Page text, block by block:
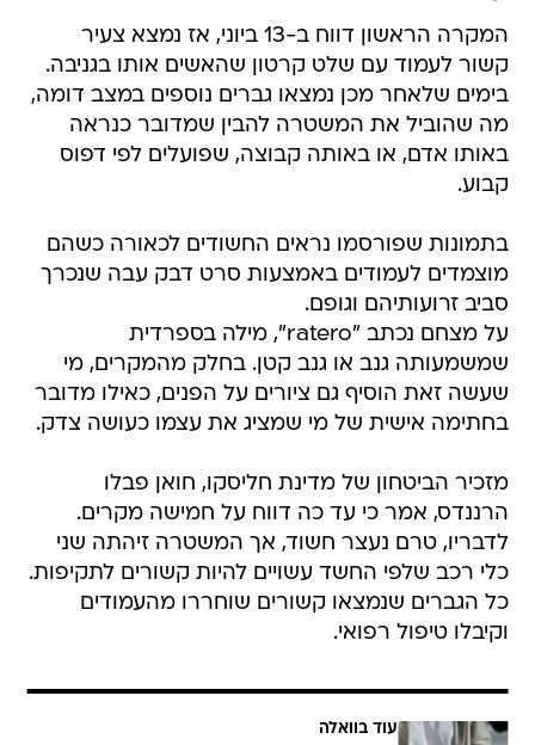
המקרה הראשון דווח ב-13 ביוני, אז נמצא צעיר
קשור לעמוד עם שלט קרטון שהאשים אותו בגניבה.
בימים שלאחר מכן נמצאו גברים נוספים במצב דומה,
מה שהוביל את המשטרה להבין שמדובר כנראה
באותו אדם, או באותה קבוצה, שפועלים לפי דפוס
קבוע.
בתמונות שפורסמו נראים החשודים לכאורה כשהם
מוצמדים לעמודים באמצעות סרט דבק עבה שנכרך
סביב זרועותיהם וגופם.
על מצחם נכתב "ratero", מילה בספרדית
שמשמעותה גנב או גנב קטן. בחלק מהמקרים, מי
שעשה זאת הוסיף גם ציורים על הפנים, כאילו מדובר
בחתימה אישית של מי שמציג את עצמו כעושה צדק.
מזכיר הביטחון של מדינת חליסקו, חואן פבלו
הרננדס, אמר כי עד כה דווח על חמישה מקרים.
לדבריו, טרם נעצר חשוד, אך המשטרה זיהתה שני
כלי רכב שלפי החשד עשויים להיות קשורים לתקיפות.
כל הגברים שנמצאו קשורים שוחררו מהעמודים
וקיבלו טיפול רפואי.
עוד בוואלה